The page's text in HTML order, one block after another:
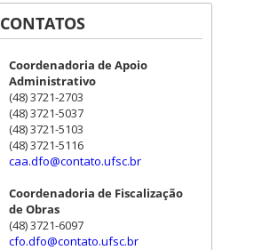
CONTATOS
Coordenadoria de Apoio
Administrativo
(48) 3721-2703
(48) 3721-5037
(48) 3721-5103
(48) 3721-5116
caa.dfo@contato.ufsc.br
Coordenadoria de Fiscalização
de Obras
(48) 3721-6097
cfo.dfo@contato.ufsc.br